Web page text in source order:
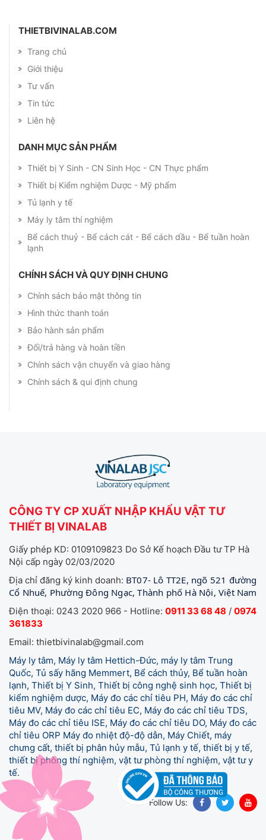
THIETBIVINALAB.COM
Trang chủ
Giới thiệu
Tư vấn
Tin tức
Liên hệ
DANH MỤC SẢN PHẨM
Thiết bị Y Sinh - CN Sinh Học - CN Thực phẩm
Thiết bị Kiểm nghiệm Dược - Mỹ phẩm
Tủ lạnh y tế
Máy ly tâm thí nghiệm
Bể cách thuỷ - Bể cách cát - Bể cách dầu - Bể tuần hoàn
lạnh
CHÍNH SÁCH VÀ QUY ĐỊNH CHUNG
Chính sách bảo mật thông tin
Hình thức thanh toán
Bảo hành sản phẩm
Đổi/trả hàng và hoàn tiền
Chính sách vận chuyển và giao hàng
Chính sách & qui định chung
CÔNG TY CP XUẤT NHẬP KHẨU VẬT TƯ
THIẾT BỊ VINALAB
Giấy phép KD: 0109109823 Do Sở Kế hoạch Đầu tư TP Hà
Nội cấp ngày 02/03/2020
Địa chỉ đăng ký kinh doanh: BT07- Lô TT2E, ngõ 521 đường
Cổ Nhuế, Phường Đông Ngạc, Thành phố Hà Nội, Việt Nam
Điện thoại: 0243 2020 966 - Hotline: 0911 33 68 48 / 0974
361833
Email: thietbivinalab@gmail.com
Máy ly tâm, Máy ly tâm Hettich-Đức, máy ly tâm Trung
Quốc, Tủ sấy hãng Memmert, Bể cách thủy, Bể tuần hoàn
lạnh, Thiết bị Y Sinh, Thiết bị công nghệ sinh học, Thiết bị
kiểm nghiệm dược, Máy đo các chỉ tiêu PH, Máy đo các chỉ
tiêu MV, Máy đo các chỉ tiêu EC, Máy đo các chỉ tiêu TDS,
Máy đo các chỉ tiêu ISE, Máy đo các chỉ tiêu DO, Máy đo các
chỉ tiêu ORP Máy đo nhiệt độ-độ dẫn, Máy Chiết, máy
chưng cất, thiết bị phân hủy mẫu, Tủ lạnh y tế, thiết bị y tế,
thiết bị phòng thí nghiệm, vật tư phòng thí nghiệm, vật tư y
tế.
Follow Us: